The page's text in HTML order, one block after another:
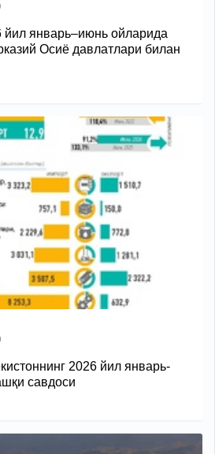
январь–июнь ойларида
Осиё давлатлари билан
2026 йил январь-
савдоси